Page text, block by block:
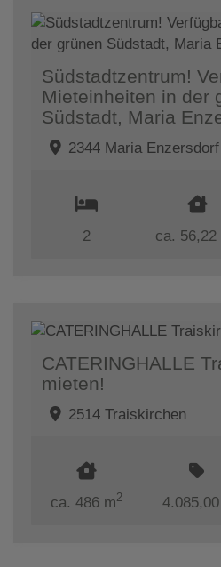
Südstadtzentrum!
Mieteinheiten in der
Südstadt, Maria
2344 Maria Enzersdorf
2 ca. 56,22
CATERINGHALLE
mieten!
2514 Traiskirchen
ca. 486 m2